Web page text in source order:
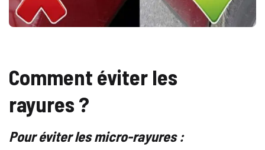
Comment éviter les
rayures ?
Pour éviter les micro-rayures :